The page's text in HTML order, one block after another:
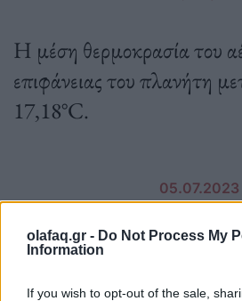
olafaq.gr - Do Not Process My
Information
If you wish to opt-out of the sale,
Η μέση θερμοκρασία του
επιφάνειας του πλανήτη
17,18°C.
05.07.2023